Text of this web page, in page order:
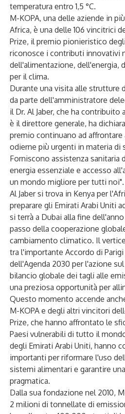
temperatura entro 1,5 °C.
M-KOPA, una delle aziende in
Africa, è una delle 106 vincitrici
Prize, il premio pionieristico
riconosce i contributi innovativi
dell'alimentazione, dell'energia,
per il clima.
Durante una visita alle strutture
da parte dell'amministratore
il Dr. Al Jaber, che ha contribuito
è il direttore generale, ha
premio continuano ad affrontare
odierne più urgenti in materia di
Forniscono assistenza sanitaria
energia essenziale e accesso
un mondo migliore per tutti noi".
Al Jaber si trova in Kenya per
preparare gli Emirati Arabi Uniti
si terrà a Dubai alla fine
passo della cooperazione
cambiamento climatico. Il
tra l'importante Accordo di
dell'Agenda 2030 per l'azione
bilancio globale dei tagli alle
una preziosa opportunità per
Questo momento accende
M-KOPA e degli altri vincitori
Prize, che hanno affrontato le
Paesi vulnerabili di tutto il
degli Emirati Arabi Uniti, hanno
importanti per riformare l'uso
sistemi alimentari e garantire
pragmatica.
Dalla sua fondazione nel 2010,
2 milioni di tonnellate di